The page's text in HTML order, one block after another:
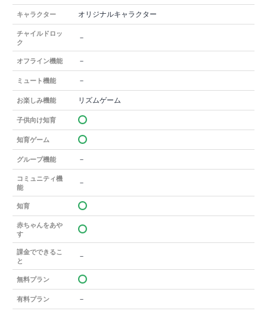
キャラクター オリジナルキャラクター
チャイルドロッ
ク
－
オフライン機能 －
ミュート機能 －
お楽しみ機能 リズムゲーム
子供向け知育
知育ゲーム
グループ機能 －
コミュニティ機
能
－
知育
赤ちゃんをあや
す
課金でできるこ
と
－
無料プラン
有料プラン －